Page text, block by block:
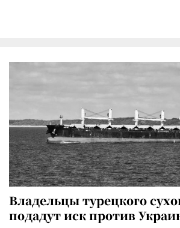
Владельцы турецкого
подадут иск против